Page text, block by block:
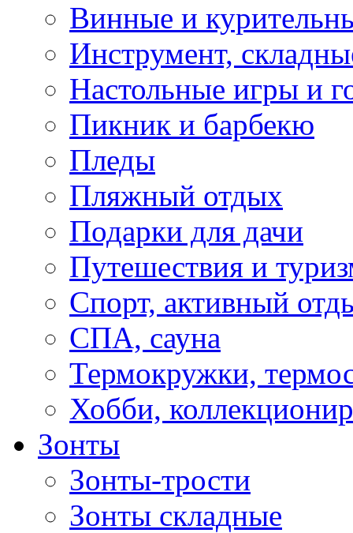
Винные и
Инструмент,
Настольные игры и
Пикник и барбекю
Пледы
Пляжный отдых
Подарки для дачи
Путешествия и
Спорт, активный
СПА, сауна
Термокружки,
Хобби,
Зонты
Зонты-трости
Зонты складные